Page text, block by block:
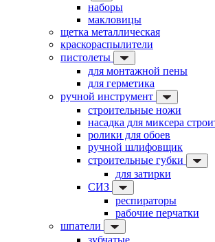
наборы
макловицы
щетка металлическая
краскораспылители
пистолеты
для монтажной пены
для герметика
ручной инструмент
строительные ножи
насадка для миксера
ролики для обоев
ручной шлифовщик
строительные губки
для затирки
СИЗ
респираторы
рабочие перчатки
шпатели
зубчатые